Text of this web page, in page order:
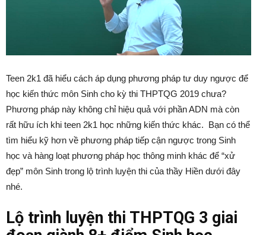
Teen 2k1 đã hiểu cách áp dụng phương pháp tư duy ngược để
học kiến thức môn Sinh cho kỳ thi THPTQG 2019 chưa?
Phương pháp này không chỉ hiệu quả với phần ADN mà còn
rất hữu ích khi teen 2k1 học những kiến thức khác. Bạn có thể
tìm hiểu kỹ hơn về phương pháp tiếp cận ngược trong Sinh
học và hàng loạt phương pháp học thông minh khác để “xử
đẹp” môn Sinh trong lộ trình luyện thi của thầy Hiền dưới đây
nhé.
Lộ trình luyện thi THPTQG 3 giai